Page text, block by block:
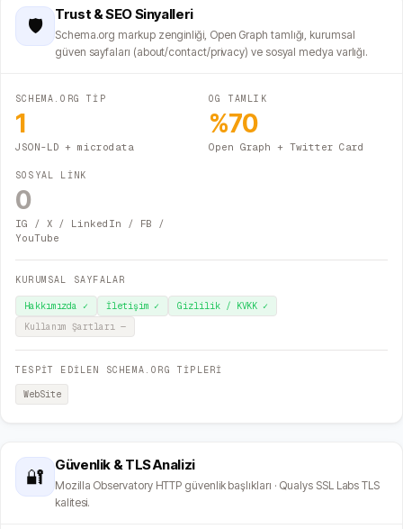
🛡️
Trust & SEO Sinyalleri
Schema.org markup zenginliği, Open Graph tamlığı, kurumsal
güven sayfaları (about/contact/privacy) ve sosyal medya varlığı.
SCHEMA.ORG TİP
1
JSON-LD + microdata
OG TAMLIK
%70
Open Graph + Twitter Card
SOSYAL LİNK
0
IG / X / LinkedIn / FB /
YouTube
KURUMSAL SAYFALAR
Hakkımızda ✓ İletişim ✓ Gizlilik / KVKK ✓
Kullanım Şartları —
TESPİT EDİLEN SCHEMA.ORG TİPLERİ
WebSite
🔐
Güvenlik & TLS Analizi
Mozilla Observatory HTTP güvenlik başlıkları · Qualys SSL Labs TLS
kalitesi.